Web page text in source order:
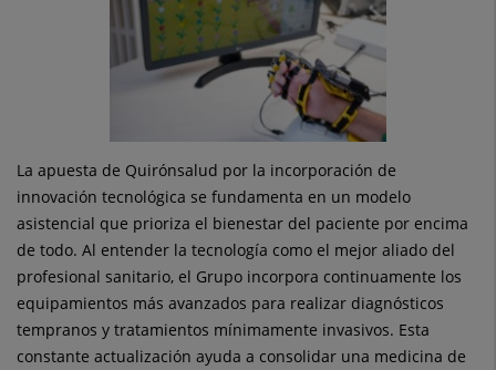
La apuesta de Quirónsalud por la incorporación de
innovación tecnológica se fundamenta en un modelo
asistencial que prioriza el bienestar del paciente por encima
de todo. Al entender la tecnología como el mejor aliado del
profesional sanitario, el Grupo incorpora continuamente los
equipamientos más avanzados para realizar diagnósticos
tempranos y tratamientos mínimamente invasivos. Esta
constante actualización ayuda a consolidar una medicina de